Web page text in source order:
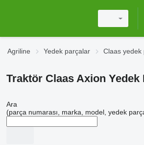
Agriline Yedek parçalar Claas yedek
Traktör Claas Axion Yedek
Ara
(parça numarası, marka, model, yedek